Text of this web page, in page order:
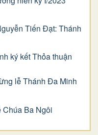
Tiến Đạt: Thánh
ký kết Thỏa thuận
lễ Thánh Đa Minh
Chúa Ba Ngôi